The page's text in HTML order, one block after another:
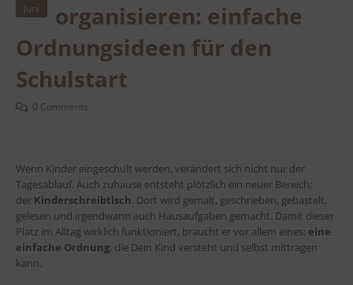
Juni
organisieren: einfache
Ordnungsideen für den
Schulstart
0 Comments
Wenn Kinder eingeschult werden, verändert sich nicht nur der
Tagesablauf. Auch zuhause entsteht plötzlich ein neuer Bereich:
der Kinderschreibtisch . Dort wird gemalt, geschrieben, gebastelt,
gelesen und irgendwann auch Hausaufgaben gemacht. Damit dieser
Platz im Alltag wirklich funktioniert, braucht er vor allem eines: eine
einfache Ordnung, die Dein Kind versteht und selbst mittragen
kann.